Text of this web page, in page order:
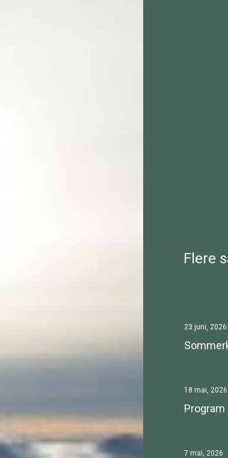
Flere
23 juni, 2026
18 mai, 2026
Program
7 mai, 2026